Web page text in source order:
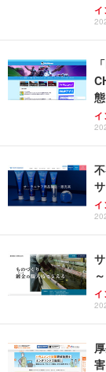
イ
イ
イ
イ
害